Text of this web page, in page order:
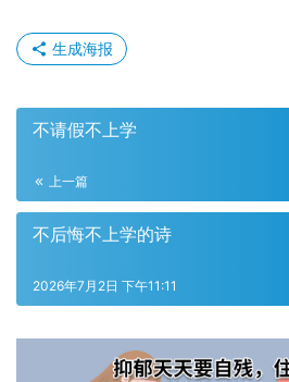
生成海报
不请假不上学
上一篇
不后悔不上学的诗
2026年7月2日 下午11:11